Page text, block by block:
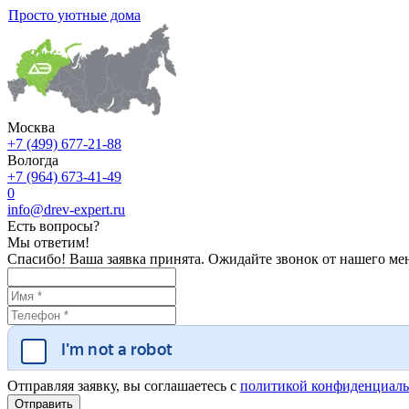
Просто уютные дома
Москва
+7 (499) 677-21-88
Вологда
+7 (964) 673-41-49
0
info@drev-expert.ru
Есть вопросы?
Мы ответим!
Спасибо! Ваша заявка принята. Ожидайте звонок от нашего
Отправляя заявку, вы соглашаетесь с политикой